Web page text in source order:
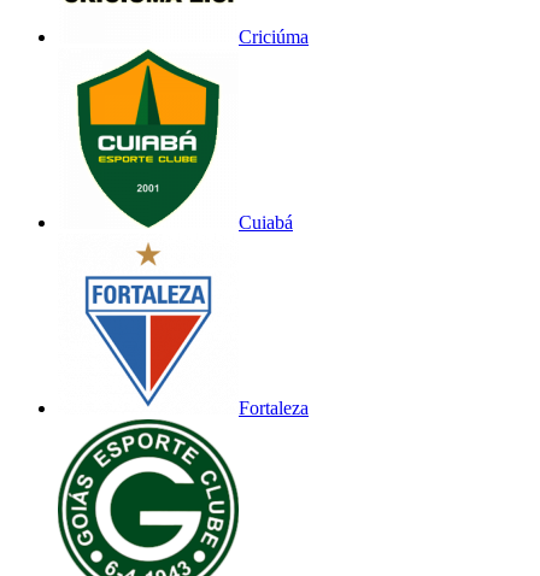
Criciúma
Cuiabá
Fortaleza